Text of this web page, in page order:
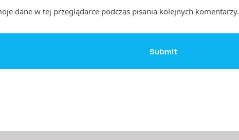
dane w tej przeglądarce podczas pisania kolejnych komentarzy.
Submit